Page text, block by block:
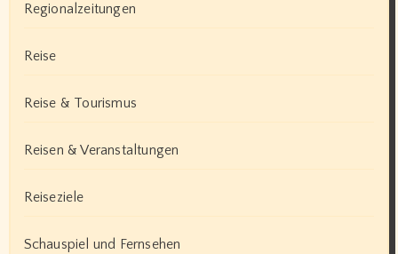
Regionalzeitungen
Reise
Reise & Tourismus
Reisen & Veranstaltungen
Reiseziele
Schauspiel und Fernsehen